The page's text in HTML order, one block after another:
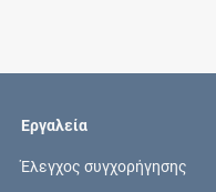
Εργαλεία
Έλεγχος συγχορήγησης